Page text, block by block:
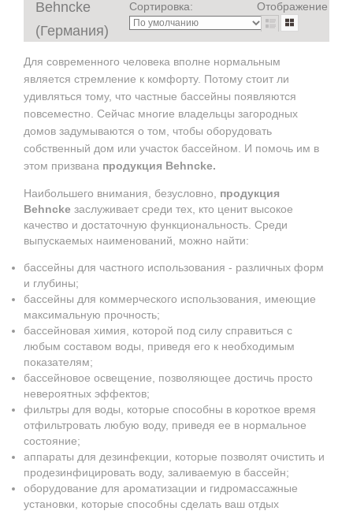
Behncke
(Германия)
Сортировка: Отображение
Для современного человека вполне нормальным
является стремление к комфорту. Потому стоит ли
удивляться тому, что частные бассейны появляются
повсеместно. Сейчас многие владельцы загородных
домов задумываются о том, чтобы оборудовать
собственный дом или участок бассейном. И помочь им в
этом призвана продукция Behncke.
Наибольшего внимания, безусловно, продукция
Behncke заслуживает среди тех, кто ценит высокое
качество и достаточную функциональность. Среди
выпускаемых наименований, можно найти:
бассейны для частного использования - различных форм
и глубины;
бассейны для коммерческого использования, имеющие
максимальную прочность;
бассейновая химия, которой под силу справиться с
любым составом воды, приведя его к необходимым
показателям;
бассейновое освещение, позволяющее достичь просто
невероятных эффектов;
фильтры для воды, которые способны в короткое время
отфильтровать любую воду, приведя ее в нормальное
состояние;
аппараты для дезинфекции, которые позволят очистить и
продезинфицировать воду, заливаемую в бассейн;
оборудование для ароматизации и гидромассажные
установки, которые способны сделать ваш отдых